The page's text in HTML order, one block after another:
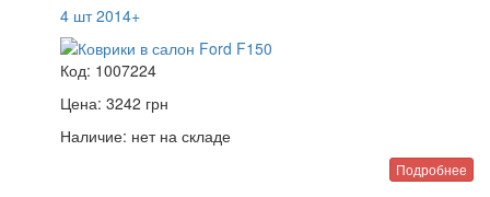
4 шт 2014+
Код: 1007224
Цена: 3242 грн
Наличие: нет на складе
Подробнее